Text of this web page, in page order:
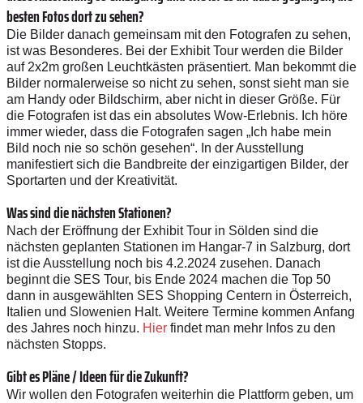
besten Fotos dort zu sehen?
Die Bilder danach gemeinsam mit den Fotografen zu sehen,
ist was Besonderes. Bei der Exhibit Tour werden die Bilder
auf 2x2m großen Leuchtkästen präsentiert. Man bekommt die
Bilder normalerweise so nicht zu sehen, sonst sieht man sie
am Handy oder Bildschirm, aber nicht in dieser Größe. Für
die Fotografen ist das ein absolutes Wow-Erlebnis. Ich höre
immer wieder, dass die Fotografen sagen „Ich habe mein
Bild noch nie so schön gesehen“. In der Ausstellung
manifestiert sich die Bandbreite der einzigartigen Bilder, der
Sportarten und der Kreativität.
Was sind die nächsten Stationen?
Nach der Eröffnung der Exhibit Tour in Sölden sind die
nächsten geplanten Stationen im Hangar-7 in Salzburg, dort
ist die Ausstellung noch bis 4.2.2024 zusehen. Danach
beginnt die SES Tour, bis Ende 2024 machen die Top 50
dann in ausgewählten SES Shopping Centern in Österreich,
Italien und Slowenien Halt. Weitere Termine kommen Anfang
des Jahres noch hinzu. Hier findet man mehr Infos zu den
nächsten Stopps.
Gibt es Pläne / Ideen für die Zukunft?
Wir wollen den Fotografen weiterhin die Plattform geben, um